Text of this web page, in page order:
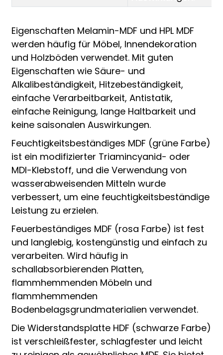
Eigenschaften Melamin-MDF und HPL MDF
werden häufig für Möbel, Innendekoration
und Holzböden verwendet. Mit guten
Eigenschaften wie Säure- und
Alkalibeständigkeit, Hitzebeständigkeit,
einfache Verarbeitbarkeit, Antistatik,
einfache Reinigung, lange Haltbarkeit und
keine saisonalen Auswirkungen.
Feuchtigkeitsbeständiges MDF (grüne Farbe)
ist ein modifizierter Triamincyanid- oder
MDI-Klebstoff, und die Verwendung von
wasserabweisenden Mitteln wurde
verbessert, um eine feuchtigkeitsbeständige
Leistung zu erzielen.
Feuerbeständiges MDF (rosa Farbe) ist fest
und langlebig, kostengünstig und einfach zu
verarbeiten. Wird häufig in
schallabsorbierenden Platten,
flammhemmenden Möbeln und
flammhemmenden
Bodenbelagsgrundmaterialien verwendet.
Die Widerstandsplatte HDF (schwarze Farbe)
ist verschleißfester, schlagfester und leicht